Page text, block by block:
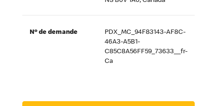
Nº de demande
PDX_MC_94F83143-AF8C-
46A3-A5B1-
C85C8A56FF59_73633__fr-
Ca